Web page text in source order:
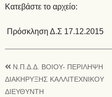
Κατεβάστε το αρχείο:
Πρόσκληση Δ.Σ 17.12.2015
Ν.Π.Δ.Δ. ΒΟΙΟΥ- ΠΕΡΙΛΗΨΗ
ΔΙΑΚΗΡΥΞΗΣ ΚΑΛΛΙΤΕΧΝΙΚΟΥ
ΔΙΕΥΘΥΝΤΗ